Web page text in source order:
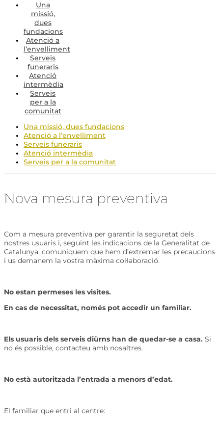
Una
missió,
dues
fundacions
Atenció a
l’envelliment
Serveis
funeraris
Atenció
intermèdia
Serveis
per a la
comunitat
Una missió, dues fundacions
Atenció a l’envelliment
Serveis funeraris
Atenció intermèdia
Serveis per a la comunitat
Nova mesura preventiva
Com a mesura preventiva per garantir la seguretat dels
nostres usuaris i, seguint les indicacions de la Generalitat de
Catalunya, comuniquem que hem d’extremar les precaucions
i us demanem la vostra màxima col·laboració.
No estan permeses les visites.
En cas de necessitat, només pot accedir un familiar.
Els usuaris dels serveis diürns han de quedar-se a casa. Si
no és possible, contacteu amb nosaltres.
No està autoritzada l’entrada a menors d’edat.
El familiar que entri al centre: